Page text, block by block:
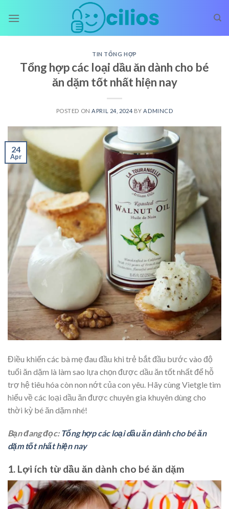
TIN TỔNG HỢP
Tổng hợp các loại dầu ăn dành cho bé
ăn dặm tốt nhất hiện nay
POSTED ON APRIL 24, 2024 BY ADMINCD
24
Apr
Điều khiến các bà mẹ đau đầu khi trẻ bắt đầu bước vào độ
tuổi ăn dặm là làm sao lựa chọn được dầu ăn tốt nhất để hỗ
trợ hệ tiêu hóa còn non nớt của con yêu. Hãy cùng Vietgle tìm
hiểu về các loại dầu ăn được chuyên gia khuyên dùng cho
thời kỳ bé ăn dặm nhé!
Bạn đang đọc: Tổng hợp các loại dầu ăn dành cho bé ăn
dặm tốt nhất hiện nay
1. Lợi ích từ dầu ăn dành cho bé ăn dặm